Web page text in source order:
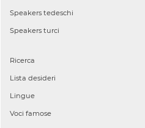
Speakers tedeschi
Speakers turci
Ricerca
Lista desideri
Lingue
Voci famose